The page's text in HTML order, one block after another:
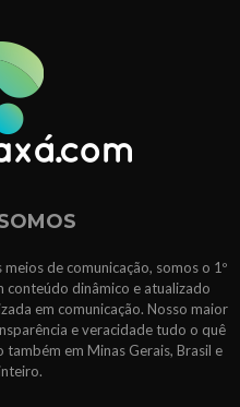
de comunicação, somos o 1º
conteúdo dinâmico e atualizado
em comunicação. Nosso maior
e veracidade tudo o quê
também em Minas Gerais, Brasil e